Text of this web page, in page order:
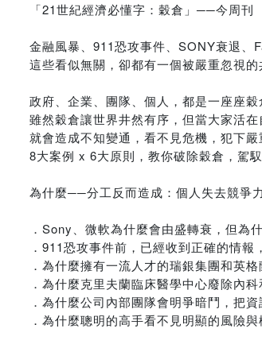
「21世紀經濟必懂字：穀倉」──今周刊
金融風暴、911恐攻事件、SONY衰退
這些看似無關，卻都有一個被嚴重忽視
政府、企業、團隊、個人，都是一座座穀
雖然穀倉讓世界井然有序，但當大家活在
就會造成不知變通，看不見危機，犯下嚴
8大案例 x 6大原則，教你破除穀倉，駕馭
為什麼──分工反而造成：個人失去競爭
．Sony、微軟為什麼會由盛轉衰，但為
．911恐攻事件前，已經收到正確的情報
．為什麼擁有一流人才的瑞銀集團和英
．為什麼克里夫蘭臨床醫學中心廢除內
．為什麼公司內部團隊會明爭暗鬥，把
．為什麼聰明的高手看不見明顯的風險與